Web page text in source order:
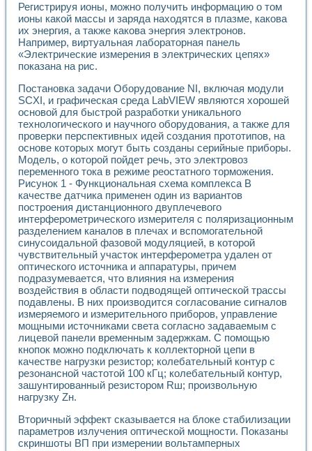
Виртуальный лабораторный практикум для изучения
Управление роботом ТУР-10 средствами LabVIEW
Аппаратно-программный комплекс для исследования
Автоматизированный дистанционный лабораторный
Исследование возможности реставрации одномерных
Использование технологий NATIONAL INSTRUMENTS в
Разработка модификаций алгоритма полигармонической
Учебный стенд для исследования принципа действия
Виртуальная система поддержки принимаемых решений в
Преемственность дисциплин «Моделирование систем» и
Универсальный стенд для исследования электрических
Лабораторные практикумы по информационно-
Виртуальный измеритель частотных характеристик на
Лабораторный практикум по основам теории Коммутации
Разработка виртуальной лабораторной работы
Виртуальные практикумы по электротехнике в среде
Из опыта внедрения в рамках национального проекта
Исследование эффективности решателей
Опыт разработки LabVIEW лабораторных практикумов
Проблемы повышения качества образования и
Развитие LabVIEW лабораторного практикума по
Разработка виртуальной лаборатории по электротехнике
Усовершенствованные алгоритмы частотного анализа
Об опыте работы учебного центра «Технологии
Технологии NI в магистерской программе «Прикладная
Система диагностики двигателей постоянного тока
Автоматизированный стенд формирования
Лабораторный практикум по курсу ИИС на базе
Партнеры
Академические и отраслевые институты
Учебные заведения
Бизнес
Контакты
Регистрируя ионы, можно получить информацию о том
ионы какой массы и заряда находятся в плазме, какова
их энергия, а также какова энергия электронов.
Например, виртуальная лабораторная панель
«Электрические измерения в электрических цепях»
показана на рис.
Постановка задачи Оборудование NI, включая модули
SCXI, и графическая среда LabVIEW являются хорошей
основой для быстрой разработки уникального
технологического и научного оборудования, а также для
проверки перспективных идей создания прототипов, на
основе которых могут быть созданы серийные приборы.
Модель, о которой пойдет речь, это электровоз
переменного тока в режиме реостатного торможения.
Рисунок 1 - Функциональная схема комплекса В
качестве датчика применен один из вариантов
построения дистанционного двуплечевого
интерферометрического измерителя с поляризационным
разделением каналов в плечах и вспомогательной
синусоидальной фазовой модуляцией, в которой
чувствительный участок интерферометра удален от
оптического источника и аппаратуры, причем
подразумевается, что влияния на измерения
воздействия в области подводящей оптической трассы
подавлены. В них производится согласование сигналов
измеряемого и измерительного приборов, управление
мощными источниками света согласно задаваемым с
лицевой панели временным задержкам. С помощью
кнопок можно подключать к коллекторной цепи в
качестве нагрузки резистор; колебательный контур с
резонансной частотой 100 кГц; колебательный контур,
зашунтированный резистором Rш; произвольную
нагрузку Zн.
Вторичный эффект сказывается на блоке стабилизации
параметров излучения оптической мощности. Показаны
скриншоты ВП при измерении вольтамперных